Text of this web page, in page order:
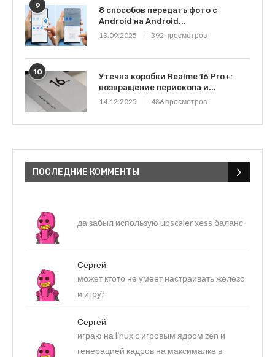
9
8 способов передать фото с
Android на Android...
13.09.2025
392 просмотров
10
Утечка коробки Realme 16 Pro+:
возвращение перископа и...
14.12.2025
486 просмотров
ПОСЛЕДНИЕ КОММЕНТЫ
да забыл использую upscaler xess баланс
Сергей
может ктото не умеет настраивать железо
и игру?
Сергей
играю на linux c игровым ядром zen и
генерацией кадров на максималке в